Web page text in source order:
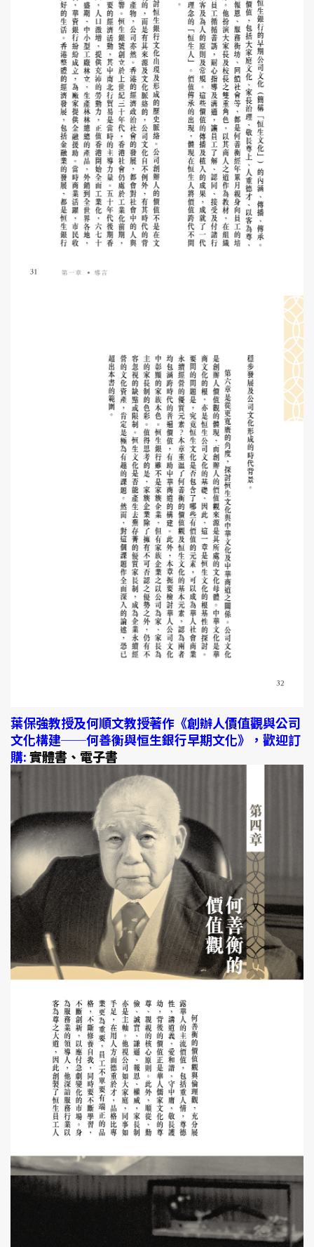
葉保強教授及何順文教授著作《創辦人價值觀與公司
文化構建──何善衡與恒生銀行早期文化》，歡迎訂
購:實體書、電子書